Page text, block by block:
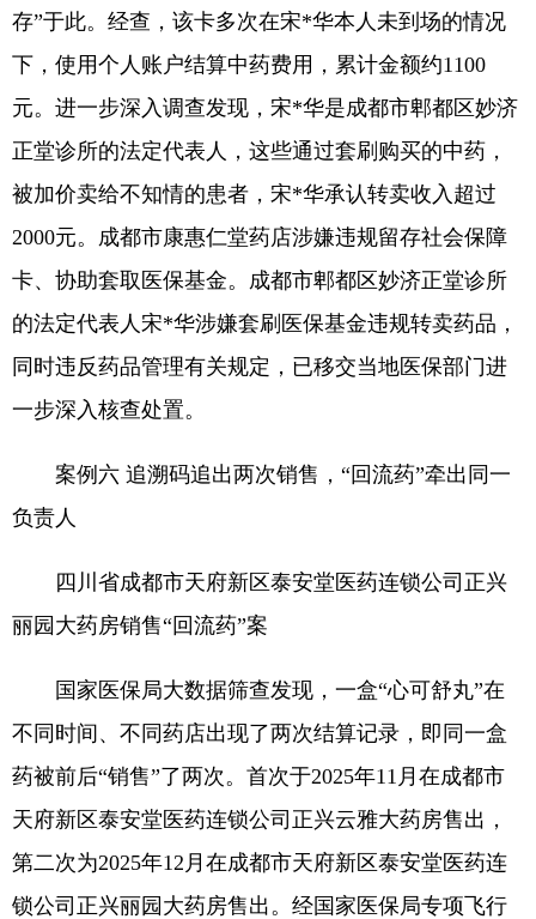
存”于此。经查，该卡多次在宋*华本人未到场的情况
下，使用个人账户结算中药费用，累计金额约1100
元。进一步深入调查发现，宋*华是成都市郫都区妙济
正堂诊所的法定代表人，这些通过套刷购买的中药，
被加价卖给不知情的患者，宋*华承认转卖收入超过
2000元。成都市康惠仁堂药店涉嫌违规留存社会保障
卡、协助套取医保基金。成都市郫都区妙济正堂诊所
的法定代表人宋*华涉嫌套刷医保基金违规转卖药品，
同时违反药品管理有关规定，已移交当地医保部门进
一步深入核查处置。
案例六 追溯码追出两次销售，“回流药”牵出同一
负责人
四川省成都市天府新区泰安堂医药连锁公司正兴
丽园大药房销售“回流药”案
国家医保局大数据筛查发现，一盒“心可舒丸”在
不同时间、不同药店出现了两次结算记录，即同一盒
药被前后“销售”了两次。首次于2025年11月在成都市
天府新区泰安堂医药连锁公司正兴云雅大药房售出，
第二次为2025年12月在成都市天府新区泰安堂医药连
锁公司正兴丽园大药房售出。经国家医保局专项飞行